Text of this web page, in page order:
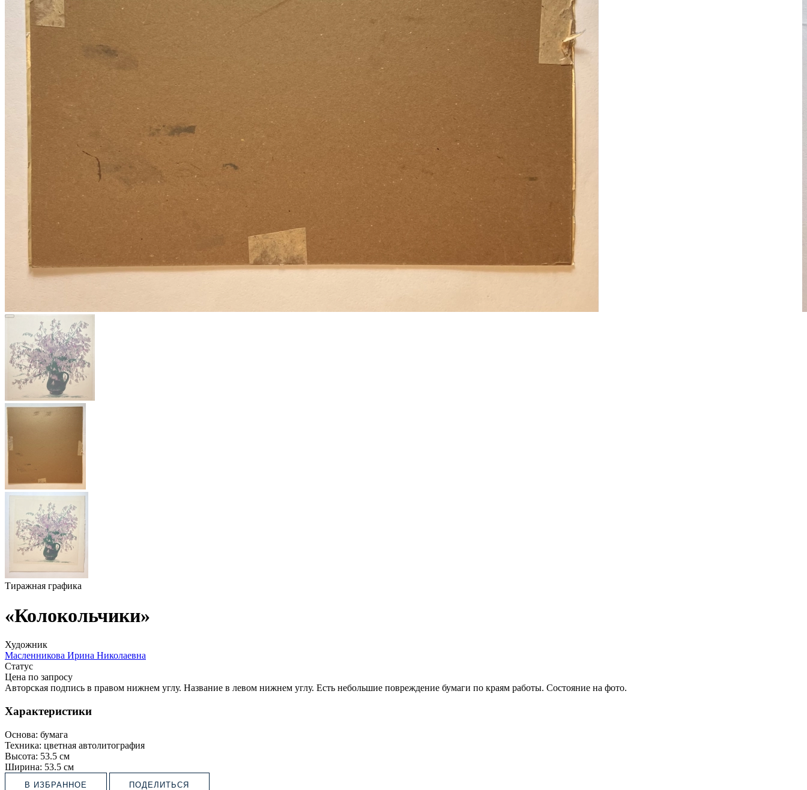
Тиражная графика
«Колокольчики»
Художник
Масленникова Ирина Николаевна
Статус
Цена по запросу
Авторская подпись в правом нижнем углу. Название в левом нижнем углу. Есть небольшие повреждение бумаги по краям работы. Состояние на фото.
Характеристики
Основа: бумага
Техника: цветная автолитография
Высота: 53.5 см
Ширина: 53.5 см
В ИЗБРАННОЕ ПОДЕЛИТЬСЯ